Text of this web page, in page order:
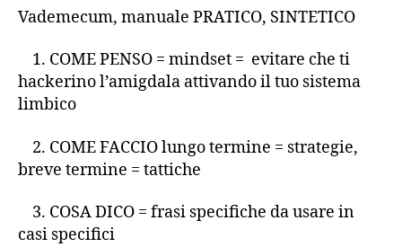
Vademecum, manuale PRATICO, SINTETICO
1. COME PENSO = mindset = evitare che ti
hackerino l’amigdala attivando il tuo sistema
limbico
2. COME FACCIO lungo termine = strategie,
breve termine = tattiche
3. COSA DICO = frasi specifiche da usare in
casi specifici